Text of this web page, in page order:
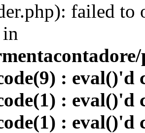
failed to
: eval()'d
: eval()'d
: eval()'d